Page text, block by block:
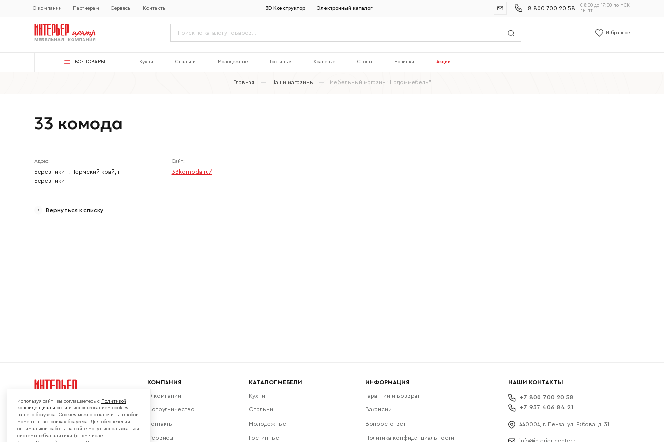
О компании Партнерам Сервисы Контакты 3D Конструктор Электронный каталог 8 800 700 20 58
С 8:00 до 17:00 по МСК
пн-пт
Избранное
ВСЕ ТОВАРЫ Кухни Спальни Молодежные Гостиные Хранение Столы Новинки Акции
Главная Наши магазины Мебельный магазин “Надоммебель”
33 комода
Адрес:
Березники г, Пермский край, г
Березники
Сайт:
33komoda.ru/
Вернуться к списку
Мы в социальных сетях:
КОМПАНИЯ
О компании
Сотрудничество
Контакты
Сервисы
КАТАЛОГ МЕБЕЛИ
Кухни
Спальни
Молодежные
Гостинные
ИНФОРМАЦИЯ
Гарантии и возврат
Вакансии
Вопрос-ответ
Политика конфиденциальности
НАШИ КОНТАКТЫ
+7 800 700 20 58
+7 937 406 84 21
440004, г. Пенза, ул. Рябова, д. 31
info@interier-center.ru
Используя сайт, вы соглашаетесь с Политикой
конфиденциальности и использованием cookies
вашего браузера. Cookies можно отключить в любой
момент в настройках браузера. Для обеспечения
оптимальной работы на сайте могут использоваться
системы веб-аналитики (в том числе